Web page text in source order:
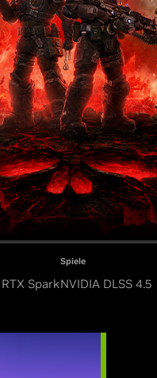
Spark
Spiele
NVIDIA DLSS 4.5